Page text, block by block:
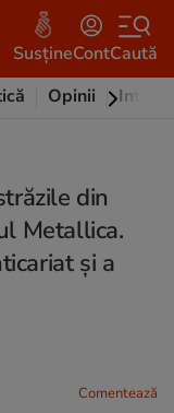
SusțineContCaută
Opinii
din
Metallica.
și a
Comentează